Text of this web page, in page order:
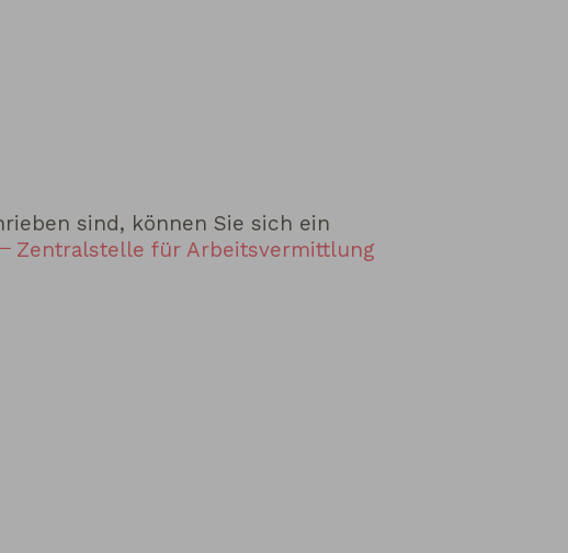
sind, können Sie sich ein
Zentralstelle für Arbeitsvermittlung